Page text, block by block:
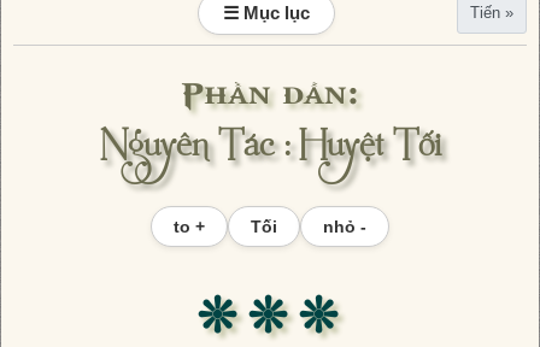
☰ Mục lục Tiến »
Phần dẫn:
Nguyên Tác : Huyệt Tối
to + Tối nhỏ -
❊ ❊ ❊